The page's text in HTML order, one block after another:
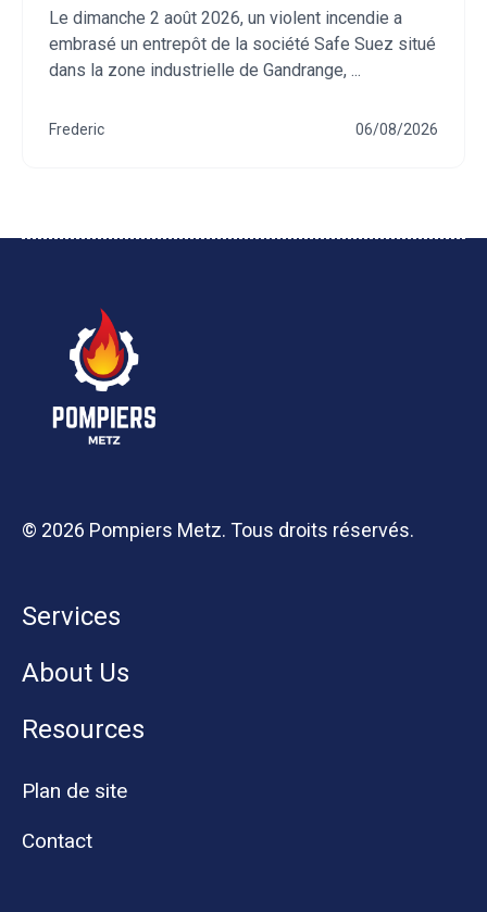
Le dimanche 2 août 2026, un violent incendie a
embrasé un entrepôt de la société Safe Suez situé
dans la zone industrielle de Gandrange, ...
Frederic 06/08/2026
© 2026 Pompiers Metz. Tous droits réservés.
Services
About Us
Resources
Plan de site
Contact